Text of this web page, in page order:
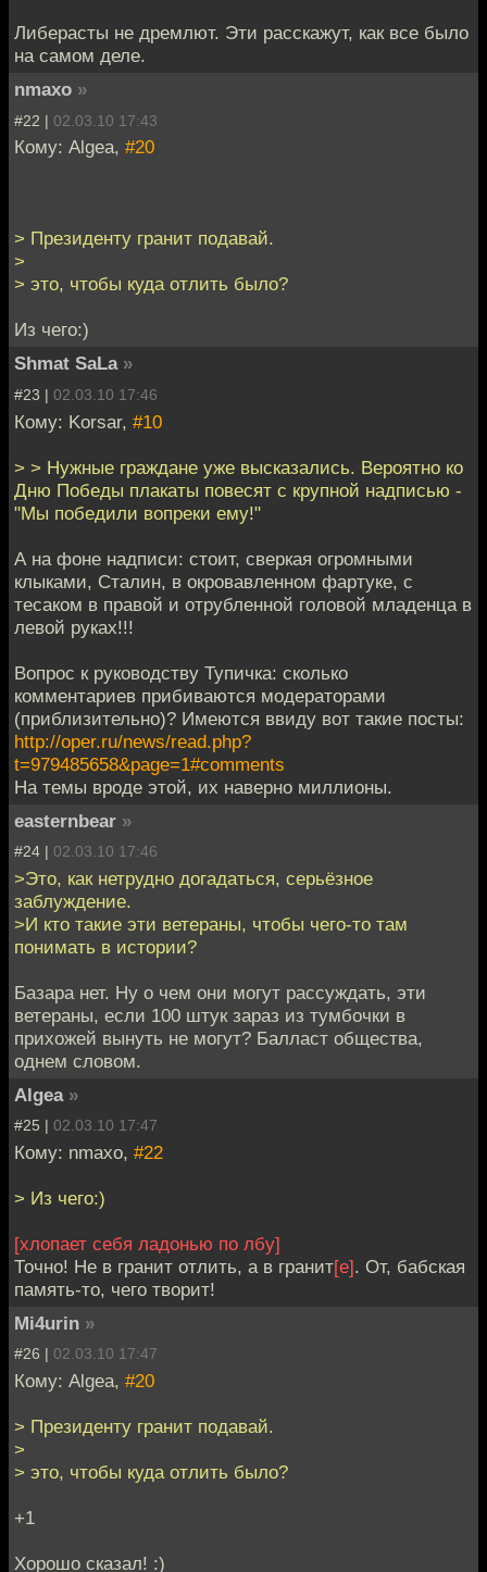
Либерасты не дремлют. Эти расскажут, как все было
на самом деле.
nmaxo »
#22 | 02.03.10 17:43
Кому: Algea, #20
> Президенту гранит подавай.
>
> это, чтобы куда отлить было?
Из чего:)
Shmat SaLa »
#23 | 02.03.10 17:46
Кому: Korsar, #10
> > Нужные граждане уже высказались. Вероятно ко
Дню Победы плакаты повесят с крупной надписью -
"Мы победили вопреки ему!"
А на фоне надписи: стоит, сверкая огромными
клыками, Сталин, в окровавленном фартуке, с
тесаком в правой и отрубленной головой младенца в
левой руках!!!
Вопрос к руководству Тупичка: сколько
комментариев прибиваются модераторами
(приблизительно)? Имеются ввиду вот такие посты:
http://oper.ru/news/read.php?
t=979485658&page=1#comments
На темы вроде этой, их наверно миллионы.
easternbear »
#24 | 02.03.10 17:46
>Это, как нетрудно догадаться, серьёзное
заблуждение.
>И кто такие эти ветераны, чтобы чего-то там
понимать в истории?
Базара нет. Ну о чем они могут рассуждать, эти
ветераны, если 100 штук зараз из тумбочки в
прихожей вынуть не могут? Балласт общества,
однем словом.
Algea »
#25 | 02.03.10 17:47
Кому: nmaxo, #22
> Из чего:)
[хлопает себя ладонью по лбу]
Точно! Не в гранит отлить, а в гранит[е]. От, бабская
память-то, чего творит!
Mi4urin »
#26 | 02.03.10 17:47
Кому: Algea, #20
> Президенту гранит подавай.
>
> это, чтобы куда отлить было?
+1
Хорошо сказал! :)